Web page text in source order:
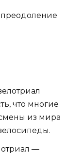
что многие
из мира
—